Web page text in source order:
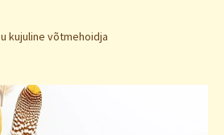
kujuline võtmehoidja